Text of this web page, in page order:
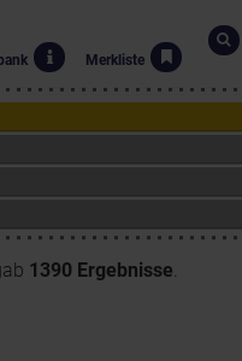
Merkliste
1390 Ergebnisse.